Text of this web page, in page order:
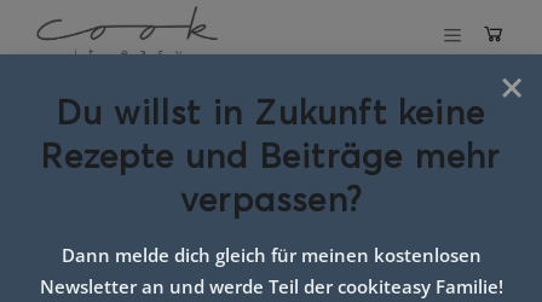
Schlagwort:Mini-
Pizzataschen
Rezept
×
Du willst in Zukunft keine
Rezepte und Beiträge mehr
verpassen?
Dann melde dich gleich für meinen kostenlosen
Newsletter an und werde Teil der cookiteasy Familie!